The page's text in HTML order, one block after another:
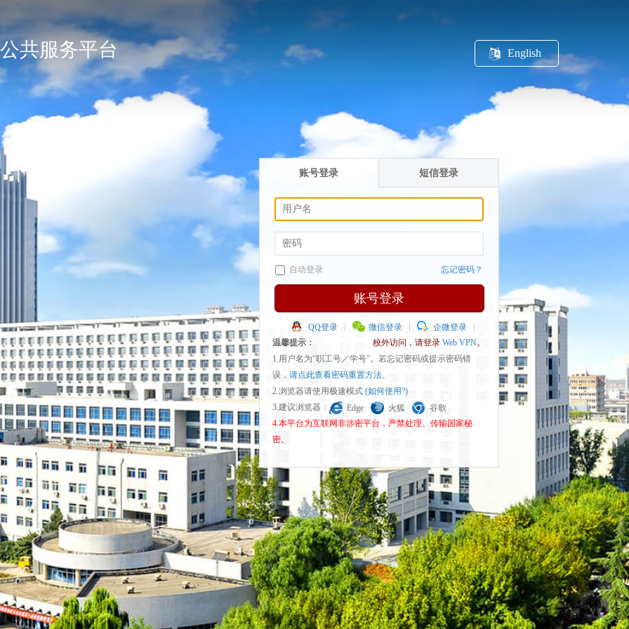
共服务平台 English
账号登录 短信登录
自动登录 忘记密码？
账号登录
QQ登录 微信登录
企微登录
温馨提示：
校外访问，请登录 Web VPN。
1.用户名为“职工号／学号”。若忘记密码或提示密码错
误， 请点此查看密码重置方法。
2.浏览器请使用极速模式 (如何使用?)
3.建议浏览器：
Edge 火狐
谷歌
4.本平台为互联网非涉密平台，严禁处理、传输国家秘
密。